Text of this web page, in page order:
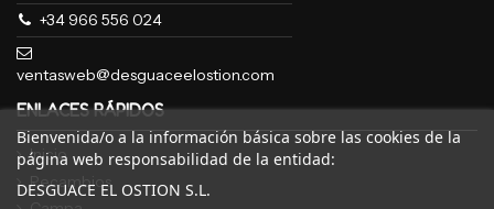
+34 966 556 024
ventasweb@desguaceelostion.com
ENLACES RÁPIDOS
Inicio
Recambios
Bienvenida/o a la información básica sobre las cookies de la
página web responsabilidad de la entidad:
DESGUACE EL OSTION S.L.